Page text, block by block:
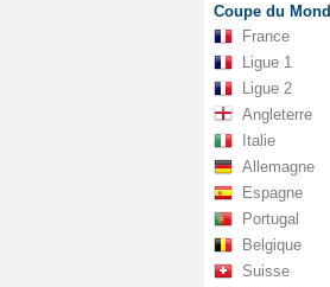
Coupe du
France
Ligue 1
Ligue 2
Angleterre
Italie
Allemagne
Espagne
Portugal
Belgique
Suisse